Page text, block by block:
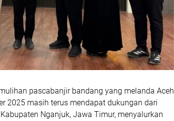
pascabanjir bandang yang melanda Aceh
2025 masih terus mendapat dukungan dari
Nganjuk, Jawa Timur, menyalurkan